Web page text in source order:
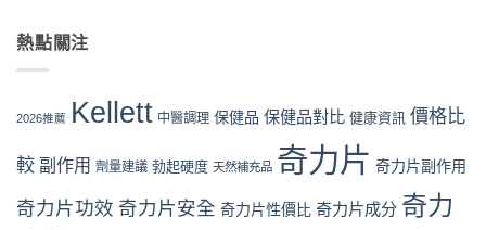
流
程
中
店
風
險
面
分
中
網
盒
扣
最
咪
假
拆
與
片
購
程
整
熱點關注
2026推薦 Kellett 中醫調理 保健品 保健品對比 健康資訊 價格比
較 副作用 劑量建議 勃起硬度 天然補充品 奇力片 奇力片副作用
奇力片功效 奇力片安全 奇力片性價比 奇力片成分 奇力